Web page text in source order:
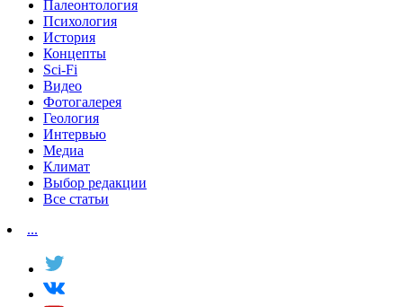
Палеонтология
Психология
История
Концепты
Sci-Fi
Видео
Фотогалерея
Геология
Интервью
Медиа
Климат
Выбор редакции
Все статьи
...